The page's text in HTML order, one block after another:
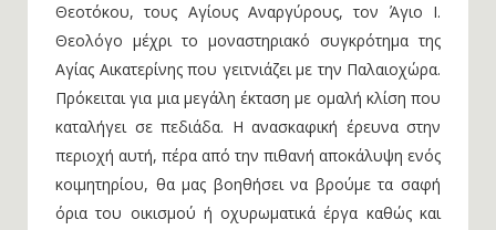
Θεοτόκου, τους Αγίους Αναργύρους, τον Άγιο Ι.
Θεολόγο μέχρι το μοναστηριακό συγκρότημα της
Αγίας Αικατερίνης που γειτνιάζει με την Παλαιοχώρα.
Πρόκειται για μια μεγάλη έκταση με ομαλή κλίση που
καταλήγει σε πεδιάδα. Η ανασκαφική έρευνα στην
περιοχή αυτή, πέρα από την πιθανή αποκάλυψη ενός
κοιμητηρίου, θα μας βοηθήσει να βρούμε τα σαφή
όρια του οικισμού ή οχυρωματικά έργα καθώς και